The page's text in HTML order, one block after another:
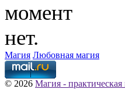
момент
нет.
Магия Любовная магия
© 2026 Магия -